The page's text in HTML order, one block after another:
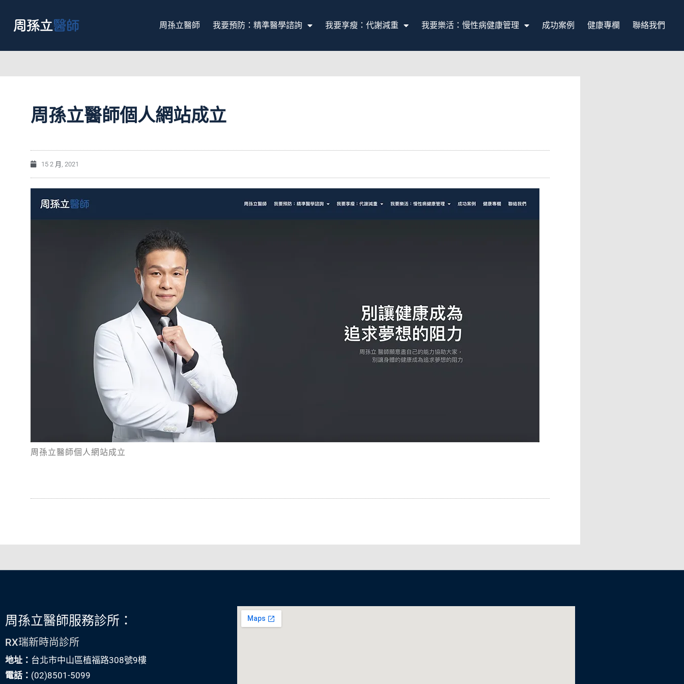
周孫立醫師 我要預防：精準醫學諮詢 我要享瘦：代謝減重 我要樂活：慢性病健康管理 成功案例 健康專欄 聯絡我們
周孫立醫師個人網站成立
15 2 月, 2021
周孫立醫師個人網站成立
周孫立醫師服務診所：
RX瑞新時尚診所
地址： 台北市中山區植福路308號9樓
電話： (02)8501-5099